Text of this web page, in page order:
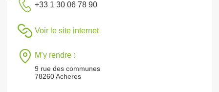
+33 1 30 06 78 90
Voir le site internet
M’y rendre :
9 rue des communes
78260 Acheres